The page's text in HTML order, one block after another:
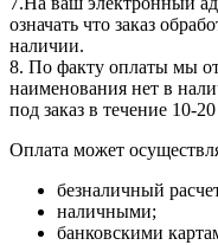
означать что заказ
наличии.
8. По факту оплаты мы
наименования нет в
под заказ в течение 10-
Оплата может
безналичный
наличными;
банковскими